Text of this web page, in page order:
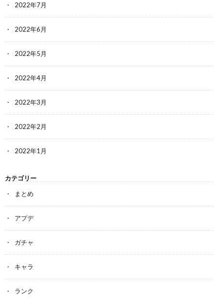
2022年7月
2022年6月
2022年5月
2022年4月
2022年3月
2022年2月
2022年1月
カテゴリー
まとめ
アプデ
ガチャ
キャラ
ランク